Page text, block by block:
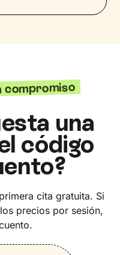
una
código
cita gratuita. Si
precios por sesión,